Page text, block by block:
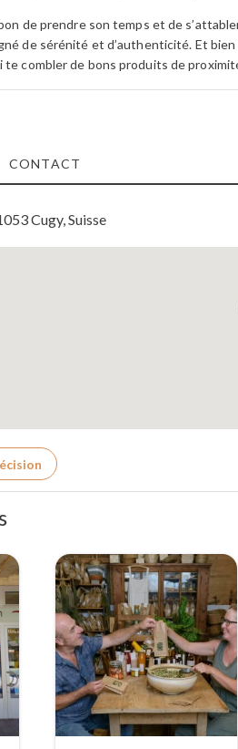
de prendre son temps et de
de sérénité et d’authenticité. Et
te combler de bons produits de
CONTACT
Cugy, Suisse